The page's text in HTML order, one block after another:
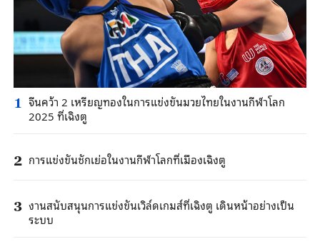
1 จีนคว้า 2 เหรียญทองในการแข่งขันมวยไทยในงานกีฬาโลก
2025 ที่เฉิงตู
2 การแข่งขันชักเย่อในงานกีฬาโลกที่เมืองเฉิงตู
3 งานสนับสนุนการแข่งขันเวิล์ดเกมส์ที่เฉิงตู เดินหน้าอย่างเป็น
ระบบ